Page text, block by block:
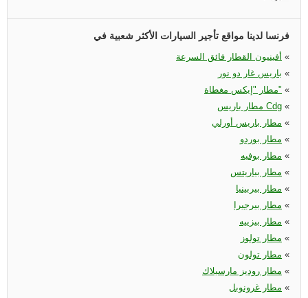
فرنسا لدينا مواقع تأجير السيارات الأكثر شعبية في
أفينيون القطار فائق السرعة «
باريس غار دو نور «
مطار "إيكس مغطاة" «
مطار باريس Cdg «
مطار باريس أورلي «
مطار بوردو «
مطار بوفيه «
مطار بياريتس‏ «
مطار بيربينيا «
مطار بيرجيرا «
مطار بيزييه «
مطار تولوز «
مطار تولون «
مطار روديز مارسيلاك «
مطار غرونوبل «